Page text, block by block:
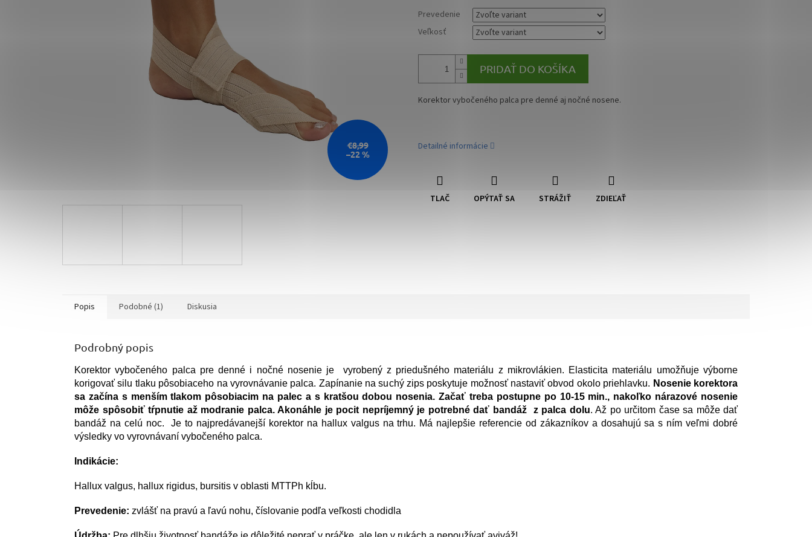
€8,99
–22 %
Prevedenie
Veľkosť
PRIDAŤ DO KOŠÍKA
Korektor vybočeného palca pre denné aj nočné nosene.
Detailné informácie
TLAČ OPÝTAŤ SA STRÁŽIŤ ZDIEĽAŤ
Popis Podobné (1) Diskusia
Podrobný popis
Korektor vybočeného palca pre denné i nočné nosenie je vyrobený z priedušného materiálu z mikrovlákien. Elasticita materiálu umožňuje výborne
korigovať silu tlaku pôsobiaceho na vyrovnávanie palca. Zapínanie na suchý zips poskytuje možnosť nastaviť obvod okolo priehlavku. Nosenie korektora
sa začína s menším tlakom pôsobiacim na palec a s kratšou dobou nosenia. Začať treba postupne po 10-15 min., nakoľko nárazové nosenie
môže spôsobiť tŕpnutie až modranie palca. Akonáhle je pocit nepríjemný je potrebné dať bandáž z palca dolu. Až po určitom čase sa môže dať
bandáž na celú noc. Je to najpredávanejší korektor na hallux valgus na trhu. Má najlepšie referencie od zákazníkov a dosahujú sa s ním veľmi dobré
výsledky vo vyrovnávaní vybočeného palca.
Indikácie:
Hallux valgus, hallux rigidus, bursitis v oblasti MTTPh kĺbu.
Prevedenie: zvlášť na pravú a ľavú nohu, číslovanie podľa veľkosti chodidla